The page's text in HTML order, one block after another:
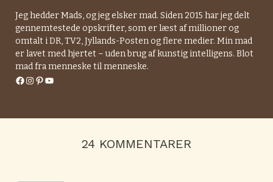
Jeg hedder Mads, og jeg elsker mad. Siden 2015 har jeg delt
gennemtestede opskrifter, som er læst af millioner og
omtalt i DR, TV2, Jyllands-Posten og flere medier. Min mad
er lavet med hjertet – uden brug af kunstig intelligens. Blot
mad fra menneske til menneske.
Facebook
Instagram
Pinterest
YouTube
24 KOMMENTARER